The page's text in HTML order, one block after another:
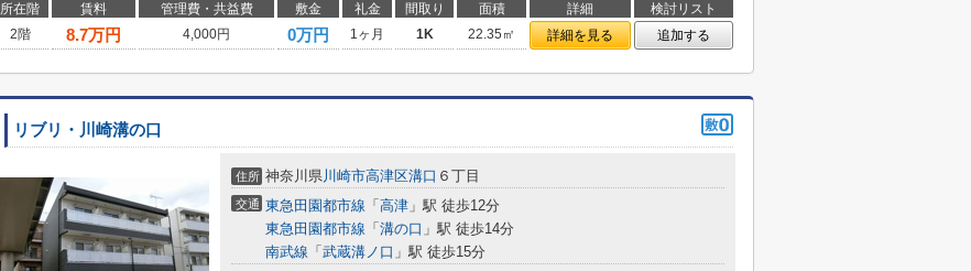
所在階 賃料 管理費・共益費 敷金 礼金 間取り 面積 詳細
検討リスト
2階
8.7万円 4,000円 0万円 1ヶ月 1K 22.35㎡ 詳細を見る 追加する
リブリ・川崎溝の口
住所 神奈川県川崎市高津区溝口 ６丁目
交通 東急田園都市線 「 高津 」駅 徒歩12分
東急田園都市線 「 溝の口 」駅 徒歩14分
南武線 「 武蔵溝ノ口 」駅 徒歩15分